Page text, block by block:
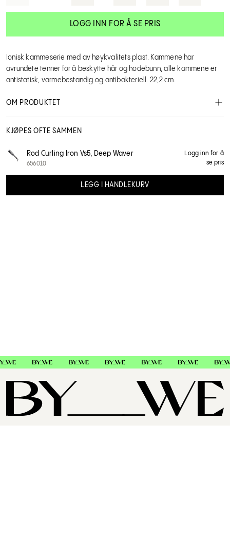
LOGG INN FOR Å SE PRIS
Ionisk kammeserie med av høykvalitets plast. Kammene har
avrundete tenner for å beskytte hår og hodebunn, alle kammene er
antistatisk, varmebestandig og antibakteriell. 22,2 cm.
OM PRODUKTET
Jaguar
KJØPES OFTE SAMMEN
Rod Curling Iron Vs5, Deep Waver
656010
Logg inn for å
se pris
LEGG I HANDLEKURV